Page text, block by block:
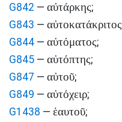
G842 — αὐτάρκης;
G843 — αὐτοκατάκριτος
G844 — αὐτόματος;
G845 — αὐτόπτης;
G847 — αὐτοῦ;
G849 — αὐτόχειρ;
G1438 — ἑαυτοῦ;